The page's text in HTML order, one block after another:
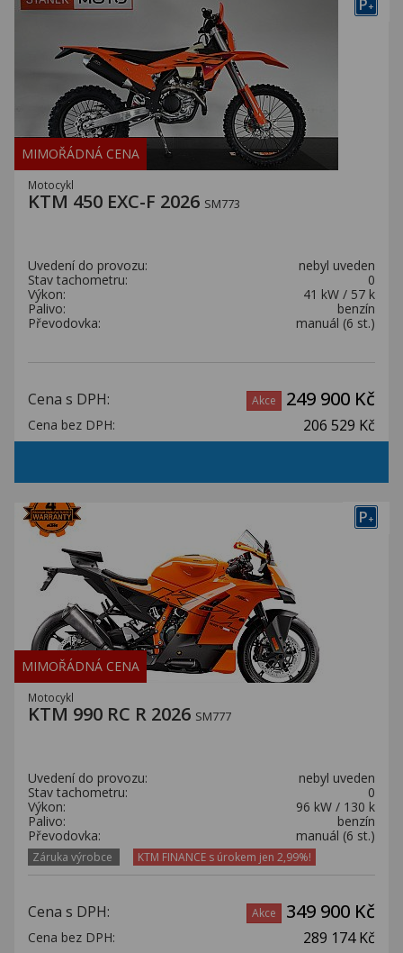
P+
MIMOŘÁDNÁ CENA
Motocykl
KTM 450 EXC-F 2026 SM773
Uvedení do provozu:
nebyl uveden
Stav tachometru:
0
Výkon:
41 kW / 57 k
Palivo:
benzín
Převodovka:
manuál (6 st.)
Cena s DPH: Akce 249 900 Kč
Cena bez DPH: 206 529 Kč
P+
MIMOŘÁDNÁ CENA
Motocykl
KTM 990 RC R 2026 SM777
Uvedení do provozu:
nebyl uveden
Stav tachometru:
0
Výkon:
96 kW / 130 k
Palivo:
benzín
Převodovka:
manuál (6 st.)
Záruka výrobce KTM FINANCE s úrokem jen 2,99%!
Cena s DPH: Akce 349 900 Kč
Cena bez DPH: 289 174 Kč